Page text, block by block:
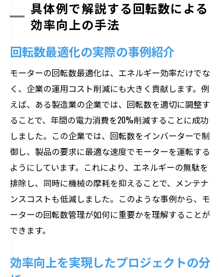
具体例で解説する回転数による
効率向上の手法
回転数最適化の実際の事例紹介
モーターの回転数最適化は、エネルギー効率だけでな
く、企業の運用コスト削減にも大きく貢献します。例
えば、ある製造業の企業では、回転数を適切に調整す
ることで、年間の電力消費を20%削減することに成功
しました。この企業では、回転数をインバーターで制
御し、製品の要求に最適な速度でモーターを運転する
ようにしています。これにより、エネルギーの無駄を
排除し、同時に機械の摩耗を抑えることで、メンテナ
ンスコストも低減しました。このような事例から、モ
ーターの回転数管理が如何に重要かを理解することが
できます。
効率向上を実現したプロジェクトの分